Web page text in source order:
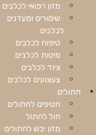
מזון רפואי לכלבים
שימורים ומעדנים
לכלבים
טיפוח לכלבים
מיטות לכלבים
ציוד לכלבים
צעצועים לכלבים
חתולים
חטיפים לחתולים
חול לחתול
מזון יבש לחתולים